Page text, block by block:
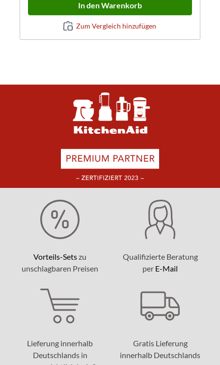
In den Warenkorb
Zum Vergleich hinzufügen
Vorteils-Setszu
unschlagbaren Preisen
Qualifizierte Beratung
per E-Mail
Lieferung innerhalb
Deutschlands in
Gratis Lieferung
innerhalb Deutschlands